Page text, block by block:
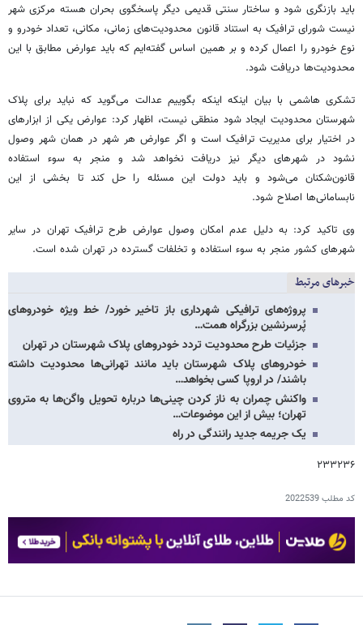
باید بازنگری شود و ساختار سنتی قدیمی دیگر پاسخگوی بحران هسته مرکزی شهر
نیست شورای ترافیک به استناد قانون محدودیت‌های زمانی، مکانی، تعداد خودرو و
نوع خودرو را اعمال کرده و بر همین اساس گفته‌ایم که باید عوارض مطابق با این
محدودیت‌ها دریافت شود.
تشکری هاشمی با بیان اینکه اینکه بگوییم عدالت می‌گوید که نباید برای پلاک
شهرستان محدودیت ایجاد شود منطقی نیست، اظهار کرد: عوارض یکی از ابزارهای
در اختیار برای مدیریت ترافیک است و اگر عوارض هر شهر در همان شهر وصول
نشود در شهرهای دیگر نیز دریافت نخواهد شد و منجر به سوء استفاده
قانون‌شکنان می‌شود و باید دولت این مسئله را حل کند تا بخشی از این
نابسامانی‌ها اصلاح شود.
وی تاکید کرد: به دلیل عدم امکان وصول عوارض طرح ترافیک تهران در سایر
شهرهای کشور منجر به سوء استفاده و تخلفات گسترده در تهران شده است.
خبرهای مرتبط
پروژه‌های ترافیکی شهرداری باز تاخیر خورد/ خط ویژه خودروهای
پُرسرنشین بزرگراه همت…
جزئیات طرح محدودیت تردد خودروهای پلاک شهرستان در تهران
خودروهای پلاک شهرستان باید مانند تهرانی‌ها محدودیت داشته
باشند/ در اروپا کسی بخواهد…
واکنش چمران به ناز کردن چینی‌ها درباره تحویل واگن‌ها به متروی
تهران؛ بیش از این موضوعات…
یک جریمه جدید رانندگی در راه
۲۳۳۲۳۶
کد مطلب2022539